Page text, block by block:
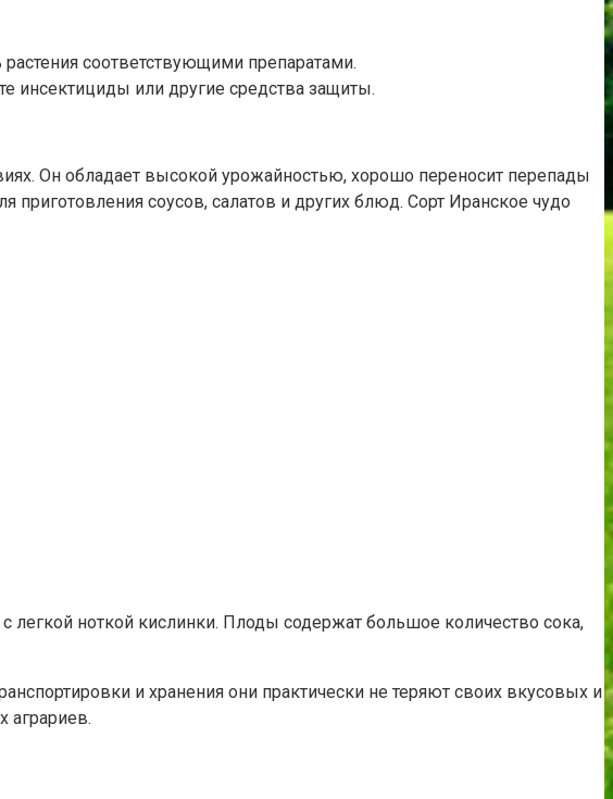
соответствующими препаратами.
инсектициды или другие средства защиты.
Он обладает высокой урожайностью, хорошо переносит перепады
приготовления соусов, салатов и других блюд. Сорт Иранское чудо
легкой ноткой кислинки. Плоды содержат большое количество сока,
и хранения они практически не теряют своих вкусовых и
аграриев.